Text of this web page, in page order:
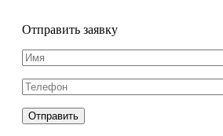
Отправить заявку